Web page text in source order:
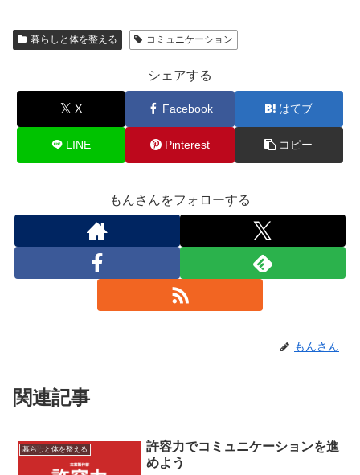
暮らしと体を整える コミュニケーション
シェアする
X Facebook はてブ
LINE Pinterest コピー
もんさんをフォローする
もんさん
関連記事
暮らしと体を整える
許容力でコミュニケーションを進
めよう